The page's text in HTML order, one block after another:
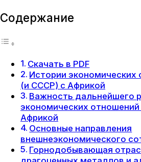
Содержание
Скачать в PDF
Истории экономических
(и СССР) с Африкой
Важность дальнейшего
экономических
Африкой
Основные направления
внешнеэкономического
Горнодобывающая